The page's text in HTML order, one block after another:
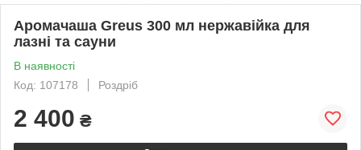
Аромачаша Greus 300 мл нержавійка для
лазні та сауни
В наявності
Код: 107178
Роздріб
2 400 ₴